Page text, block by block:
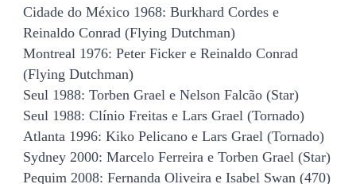
Cidade do México 1968: Burkhard Cordes e
Reinaldo Conrad (Flying Dutchman)
Montreal 1976: Peter Ficker e Reinaldo Conrad
(Flying Dutchman)
Seul 1988: Torben Grael e Nelson Falcão (Star)
Seul 1988: Clínio Freitas e Lars Grael (Tornado)
Atlanta 1996: Kiko Pelicano e Lars Grael (Tornado)
Sydney 2000: Marcelo Ferreira e Torben Grael (Star)
Pequim 2008: Fernanda Oliveira e Isabel Swan (470)